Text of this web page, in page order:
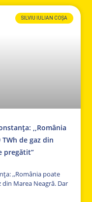
SILVIU IULIAN COȘA
,,România
de gaz din
pregătit”
,,România poate
Marea Neagră. Dar